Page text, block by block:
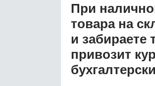
При
товара на
и забираете
привозит